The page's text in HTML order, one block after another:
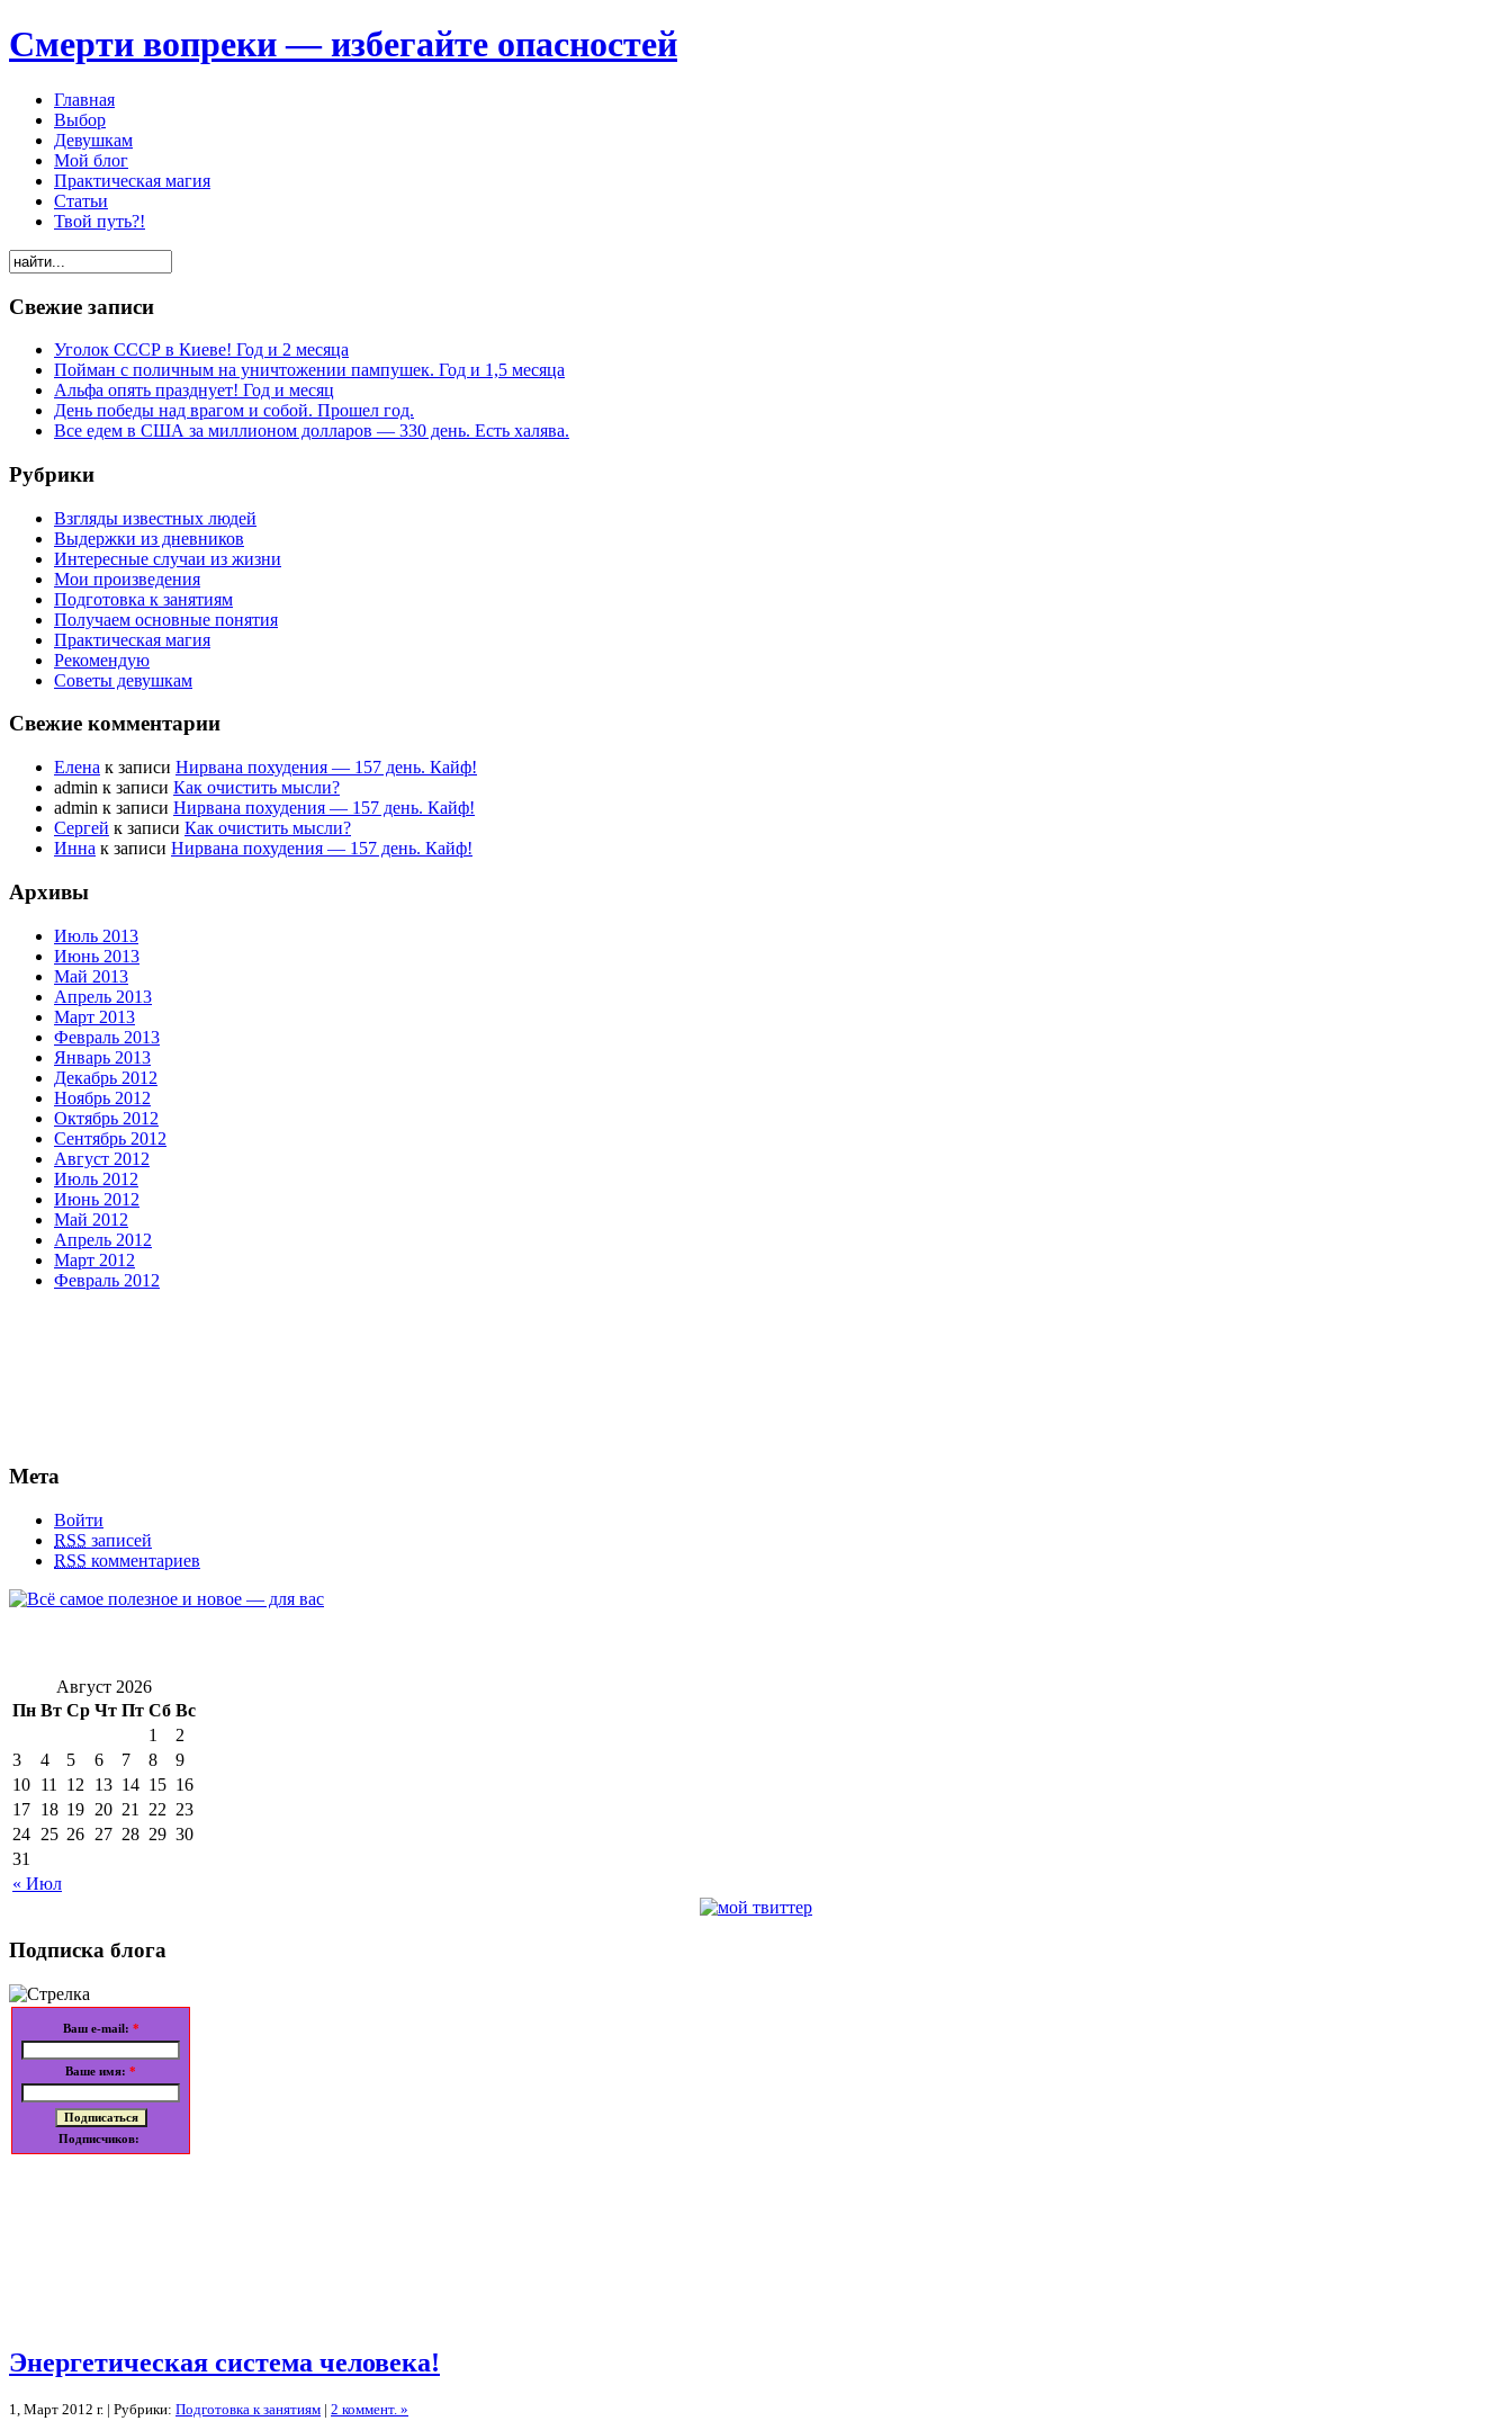
Смерти вопреки — избегайте опасностей
Главная
Выбор
Девушкам
Мой блог
Практическая магия
Статьи
Твой путь?!
Свежие записи
Уголок СССР в Киеве! Год и 2 месяца
Пойман с поличным на уничтожении пампушек. Год и 1,5 месяца
Альфа опять празднует! Год и месяц
День победы над врагом и собой. Прошел год.
Все едем в США за миллионом долларов — 330 день. Есть халява.
Рубрики
Взгляды известных людей
Выдержки из дневников
Интересные случаи из жизни
Мои произведения
Подготовка к занятиям
Получаем основные понятия
Практическая магия
Рекомендую
Советы девушкам
Свежие комментарии
Елена к записи Нирвана похудения — 157 день. Кайф!
admin к записи Как очистить мысли?
admin к записи Нирвана похудения — 157 день. Кайф!
Сергей к записи Как очистить мысли?
Инна к записи Нирвана похудения — 157 день. Кайф!
Архивы
Июль 2013
Июнь 2013
Май 2013
Апрель 2013
Март 2013
Февраль 2013
Январь 2013
Декабрь 2012
Ноябрь 2012
Октябрь 2012
Сентябрь 2012
Август 2012
Июль 2012
Июнь 2012
Май 2012
Апрель 2012
Март 2012
Февраль 2012
Мета
Войти
RSS записей
RSS комментариев
Август 2026
Пн Вт Ср Чт Пт Сб Вс
« Июл
1
2
3
4 5 6 7 8
9
10 11 12 13 14 15 16
17 18 19 20 21 22 23
24 25 26 27 28 29 30
31
Подписка блога
Ваш e-mail: *
Ваше имя: *
Подписчиков:
Энергетическая система человека!
1, Март 2012 г. | Рубрики: Подготовка к занятиям | 2 коммент. »